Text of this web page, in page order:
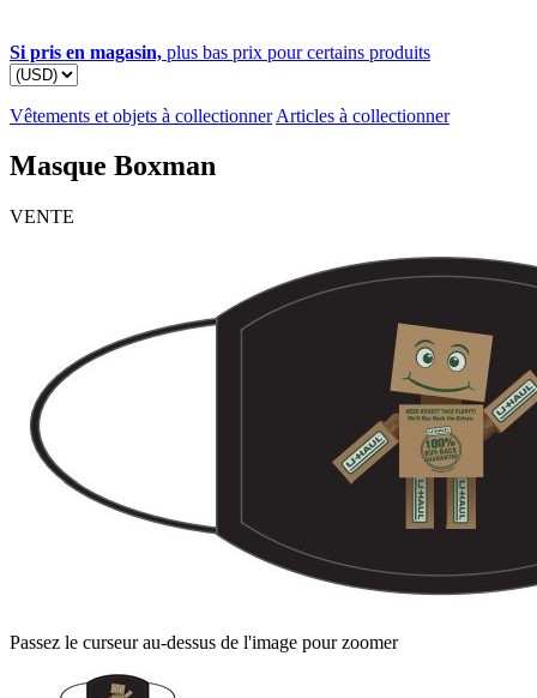
Si pris en magasin, plus bas prix pour certains produits
Vêtements et objets à collectionner Articles à collectionner
Masque Boxman
VENTE
Passez le curseur au-dessus de l'image pour zoomer